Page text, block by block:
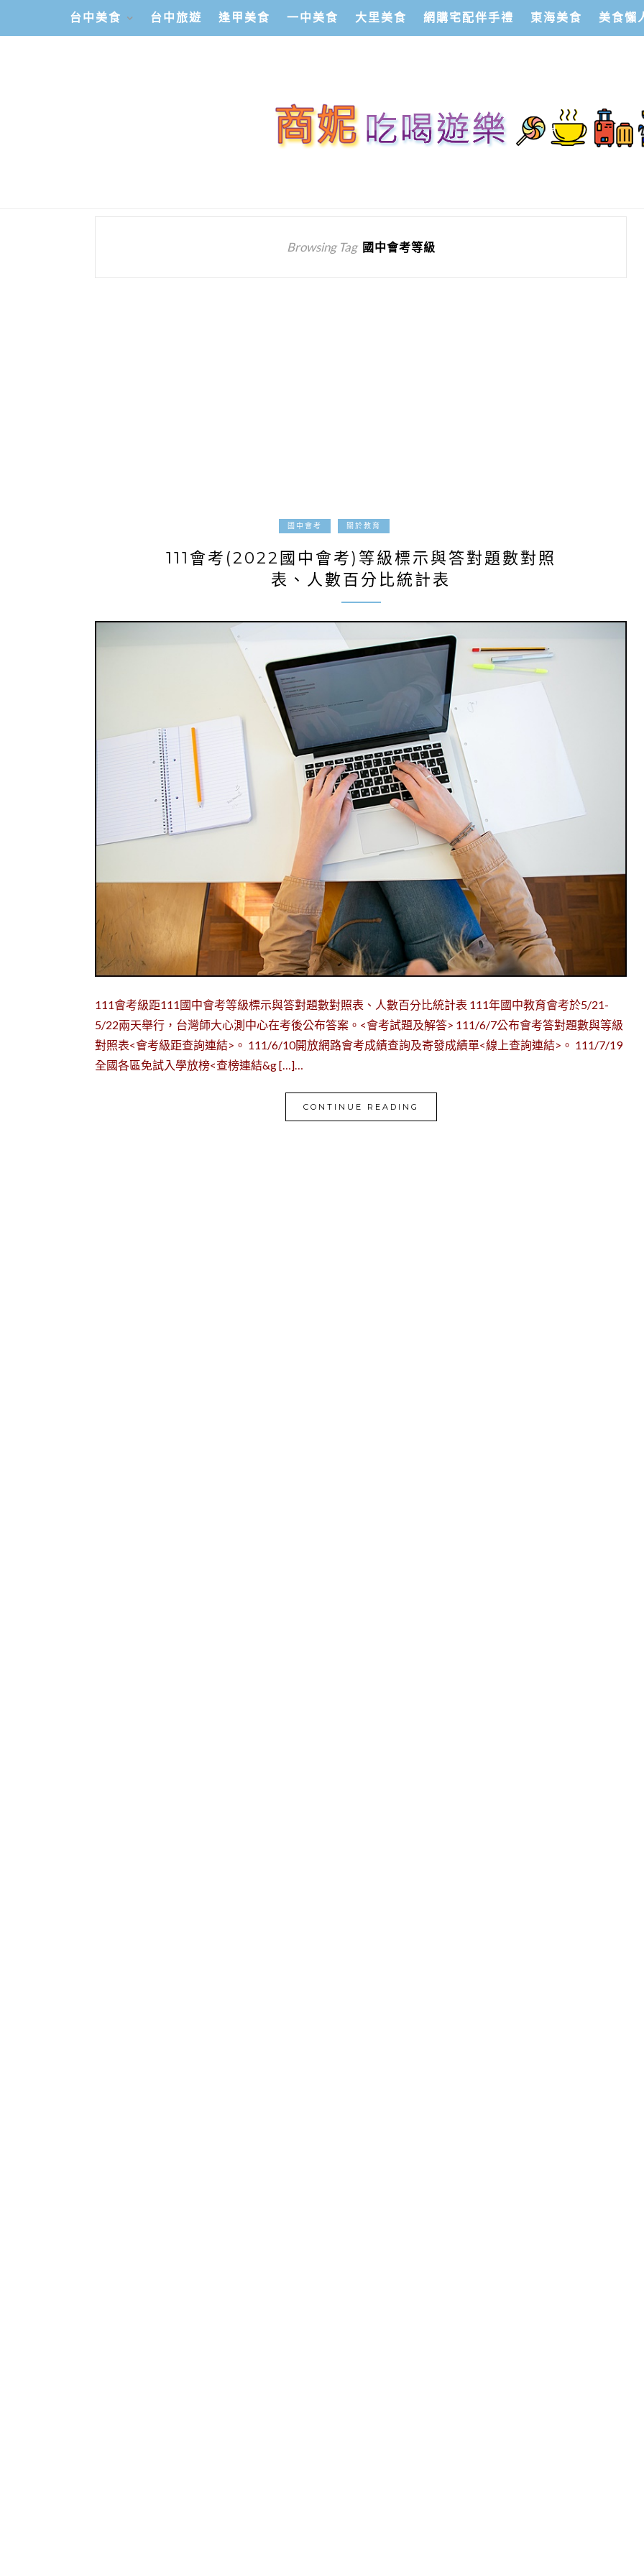
台中美食 台中旅遊 逢甲美食 一中美食 大里美食 網購宅配伴手禮 東海美食 美食懶
Browsing Tag 國中會考等級
國中會考 關於教育
111會考(2022國中會考)等級標示與答對題數對照
表、人數百分比統計表
111會考級距111國中會考等級標示與答對題數對照表、人數百分比統計表 111年國中教育會考於5/21-
5/22兩天舉行，台灣師大心測中心在考後公布答案。<會考試題及解答> 111/6/7公布會考答對題數與等級
對照表<會考級距查詢連結>。 111/6/10開放網路會考成績查詢及寄發成績單<線上查詢連結>。 111/7/19
全國各區免試入學放榜<查榜連結&g […]…
CONTINUE READING